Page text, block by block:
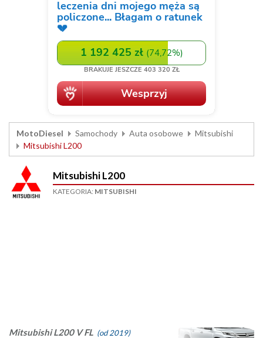
MotoDiesel Samochody Auta osobowe
Mitsubishi
Mitsubishi L200
Mitsubishi L200
KATEGORIA: MITSUBISHI
Mitsubishi L200 V FL (od 2019)